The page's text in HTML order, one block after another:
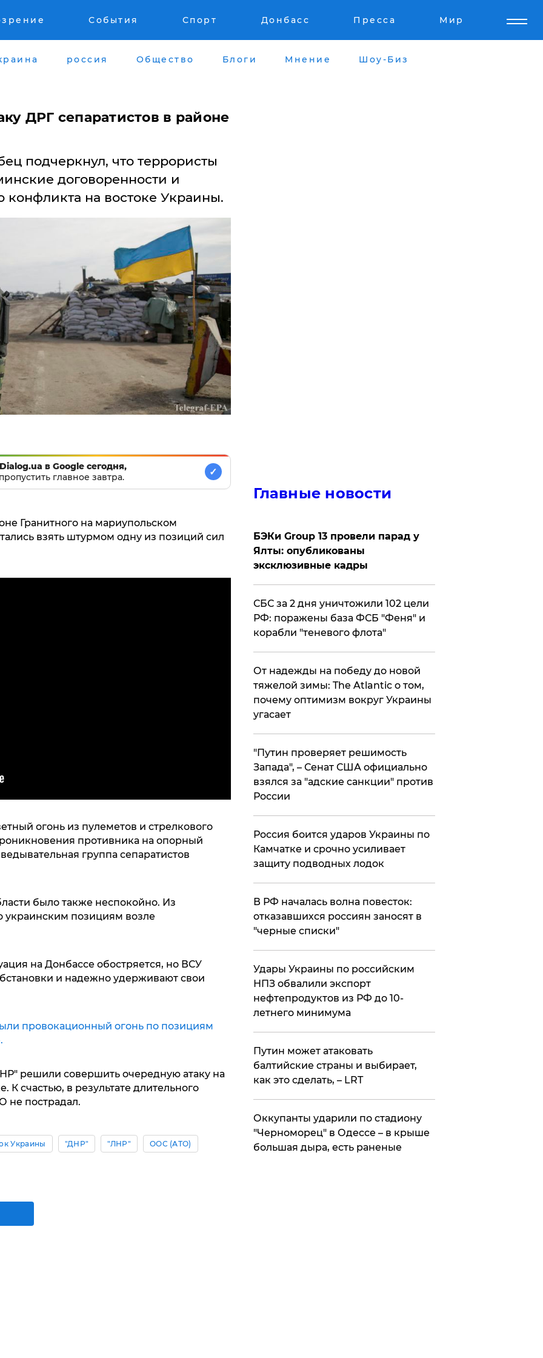
События Спорт Донбасс Пресса Мир
россия Общество Блоги Мнение Шоу-Биз
ДРГ сепаратистов в районе
подчеркнул, что террористы
договоренности и
на востоке Украины.
в Google сегодня,
главное завтра.
✓
Гранитного на мариупольском
взять штурмом одну из позиций сил
огонь из пулеметов и стрелкового
противника на опорный
группа сепаратистов
было также неспокойно. Из
позициям возле
на Донбассе обостряется, но ВСУ
и надежно удерживают свои
провокационный огонь по позициям
решили совершить очередную атаку на
счастью, в результате длительного
не пострадал.
Украины "ДНР" "ЛНР" ООС (АТО)
Главные новости
​БЭКи Group 13 провели парад у
Ялты: опубликованы
эксклюзивные кадры
СБС за 2 дня уничтожили 102 цели
РФ: поражены база ФСБ "Феня" и
корабли "теневого флота"
От надежды на победу до новой
тяжелой зимы: The Atlantic о том,
почему оптимизм вокруг Украины
угасает
"Путин проверяет решимость
Запада", – Сенат США официально
взялся за "адские санкции" против
России
Россия боится ударов Украины по
Камчатке и срочно усиливает
защиту подводных лодок
​В РФ началась волна повесток:
отказавшихся россиян заносят в
"черные списки"
Удары Украины по российским
НПЗ обвалили экспорт
нефтепродуктов из РФ до 10-
летнего минимума
Путин может атаковать
балтийские страны и выбирает,
как это сделать, – LRT
Оккупанты ударили по стадиону
"Черноморец" в Одессе – в крыше
большая дыра, есть раненые